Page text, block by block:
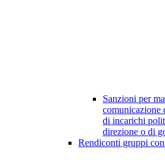
Sanzioni per
comunicazione
di incarichi
direzione o di
Rendiconti gruppi